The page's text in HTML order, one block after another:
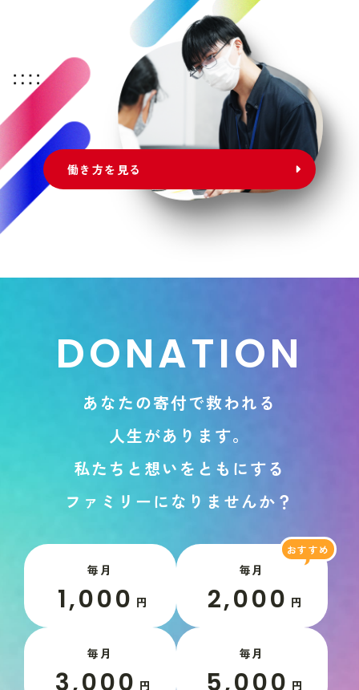
働き方を見る
DONATION
あ な たの寄付で救われ る
人生があ り ま す。
私た ち と 想い を と も にする
フ ァ ミ リ ーに な り ま せんか ？
毎月
1,000 円
毎月
2,000 円
毎月
3,000 円
毎月
5,000 円